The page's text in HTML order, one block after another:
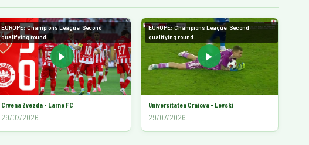
▶
EUROPE: Champions League, Second
qualifying round
Crvena Zvezda - Larne FC
29/07/2026
▶
EUROPE: Champions League, Second
qualifying round
Universitatea Craiova - Levski
29/07/2026